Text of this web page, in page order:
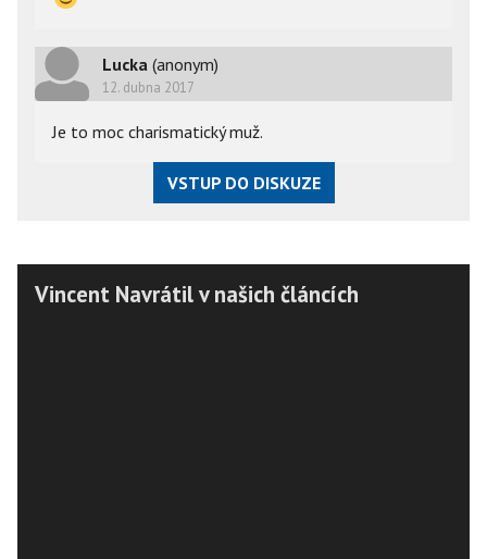
Lucka (anonym)
12. dubna 2017
Je to moc charismatický muž.
VSTUP DO DISKUZE
Vincent Navrátil v našich článcích